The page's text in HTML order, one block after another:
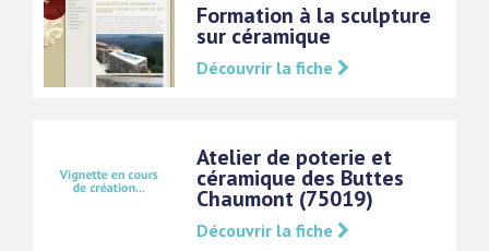
Formation à la sculpture
sur céramique
Découvrir la fiche
Atelier de poterie et
céramique des Buttes
Chaumont (75019)
Découvrir la fiche